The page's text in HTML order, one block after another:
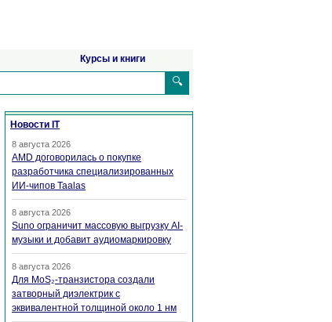
Курсы и книги
🔍
Новости IT
8 августа 2026
AMD договорилась о покупке
разработчика специализированных
ИИ-чипов Taalas
8 августа 2026
Suno ограничит массовую выгрузку AI-
музыки и добавит аудиомаркировку
8 августа 2026
Для MoS₂-транзистора создали
затворный диэлектрик с
эквивалентной толщиной около 1 нм